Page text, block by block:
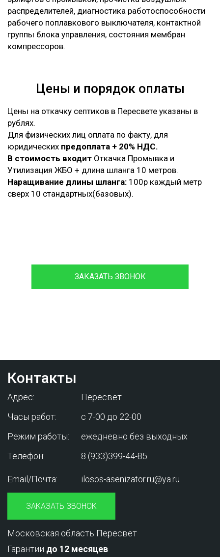
распределителей, диагностика работоспособности
рабочего поплавкового выключателя, контактной
группы блока управления, состояния мембран
компрессоров.
Цены и порядок оплаты
Цены на откачку септиков в Пересвете указаны в
рублях.
Для физических лиц оплата по факту, для
юридических предоплата + 20% НДС.
В стоимость входит Откачка Промывка и
Утилизация ЖБО + длина шланга 10 метров.
Наращивание длины шланга: 100р каждый метр
сверх 10 стандартных(базовых).
ЗАКАЗАТЬ ЗВОНОК
Контакты
Адрес:
Пересвет
Часы работ:
с 7-00 до 22-00
Режим работы:
ежедневно без выходных
Телефон:
8 (933)399-44-85
Email/Почта: ilosos-asenizator.ru@ya.ru
ЗАКАЗАТЬ ЗВОНОК
Московская область Пересвет
Гарантии до 12 месяцев